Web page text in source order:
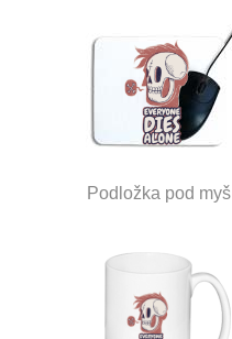
Podložka pod myš